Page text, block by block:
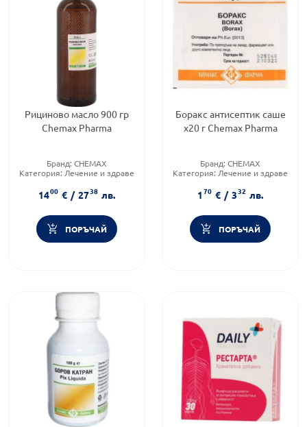
Рициново масло 900 гр
Chemax Pharma
Бранд: CHEMAX
Категория: Лечение и здраве
1400 € / 2738 лв.
ПОРЪЧАЙ
Боракс антисептик саше
х20 г Chemax Pharma
Бранд: CHEMAX
Категория: Лечение и здраве
170 € / 332 лв.
ПОРЪЧАЙ